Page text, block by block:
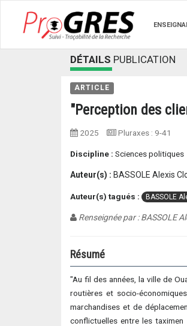
DÉTAILS PUBLICATION
ARTICLE
"Perception des
2025 Pluraxes : 9-41
Discipline : Sciences politiques
Auteur(s) : BASSOLE Alexis
Auteur(s) tagués : BASSOLE
Renseignée par : BASSOLE
Résumé
"Au fil des années, la ville de
routières et socio-
marchandises et de
conflictuelles entre les